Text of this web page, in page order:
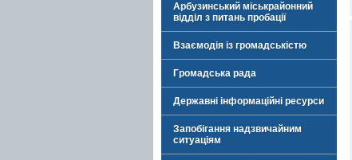
Арбузинський міськрайонний
відділ з питань пробації
Взаємодія із громадськістю
Громадська рада
Державні інформаційні ресурси
Запобігання надзвичайним
ситуаціям